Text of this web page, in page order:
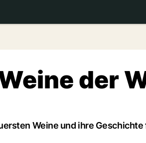
der
Weine und ihre Geschichte